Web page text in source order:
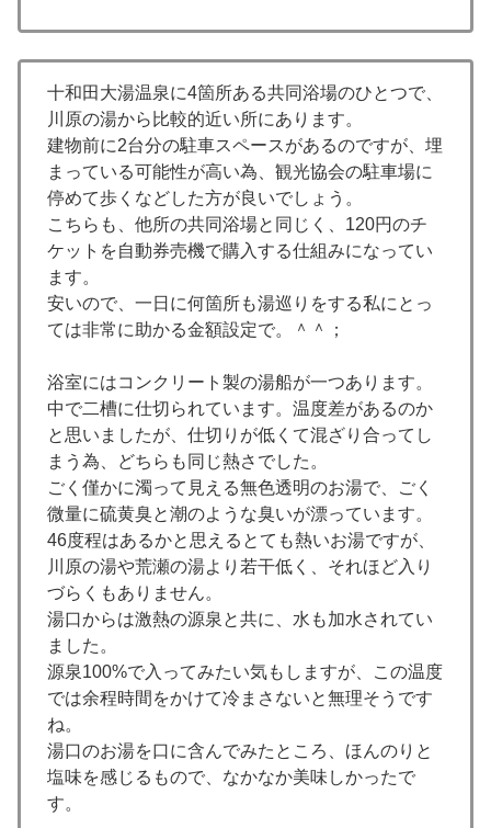
十和田大湯温泉に4箇所ある共同浴場のひとつで、
川原の湯から比較的近い所にあります。
建物前に2台分の駐車スペースがあるのですが、埋
まっている可能性が高い為、観光協会の駐車場に
停めて歩くなどした方が良いでしょう。
こちらも、他所の共同浴場と同じく、120円のチ
ケットを自動券売機で購入する仕組みになってい
ます。
安いので、一日に何箇所も湯巡りをする私にとっ
ては非常に助かる金額設定で。＾＾；
浴室にはコンクリート製の湯船が一つあります。
中で二槽に仕切られています。温度差があるのか
と思いましたが、仕切りが低くて混ざり合ってし
まう為、どちらも同じ熱さでした。
ごく僅かに濁って見える無色透明のお湯で、ごく
微量に硫黄臭と潮のような臭いが漂っています。
46度程はあるかと思えるとても熱いお湯ですが、
川原の湯や荒瀬の湯より若干低く、それほど入り
づらくもありません。
湯口からは激熱の源泉と共に、水も加水されてい
ました。
源泉100%で入ってみたい気もしますが、この温度
では余程時間をかけて冷まさないと無理そうです
ね。
湯口のお湯を口に含んでみたところ、ほんのりと
塩味を感じるもので、なかなか美味しかったで
す。